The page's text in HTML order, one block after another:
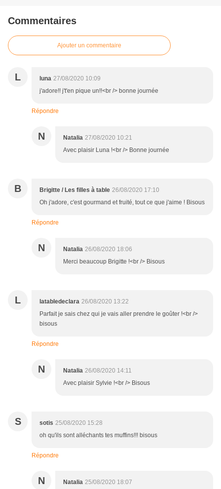
Commentaires
Ajouter un commentaire
L luna 27/08/2020 10:09
j'adore!! j't'en pique un!!<br /> bonne journée
Répondre
N Natalia 27/08/2020 10:21
Avec plaisir Luna !<br /> Bonne journée
B Brigitte / Les filles à table 26/08/2020 17:10
Oh j'adore, c'est gourmand et fruité, tout ce que j'aime ! Bisous
Répondre
N Natalia 26/08/2020 18:06
Merci beaucoup Brigitte !<br /> Bisous
L latabledeclara 26/08/2020 13:22
Parfait je sais chez qui je vais aller prendre le goûter !<br />
bisous
Répondre
N Natalia 26/08/2020 14:11
Avec plaisir Sylvie !<br /> Bisous
S sotis 25/08/2020 15:28
oh qu'ils sont alléchants tes muffins!!! bisous
Répondre
N Natalia 25/08/2020 18:07